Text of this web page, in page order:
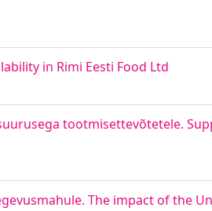
in Rimi Eesti Food Ltd
tootmisettevõtetele.
The impact of the